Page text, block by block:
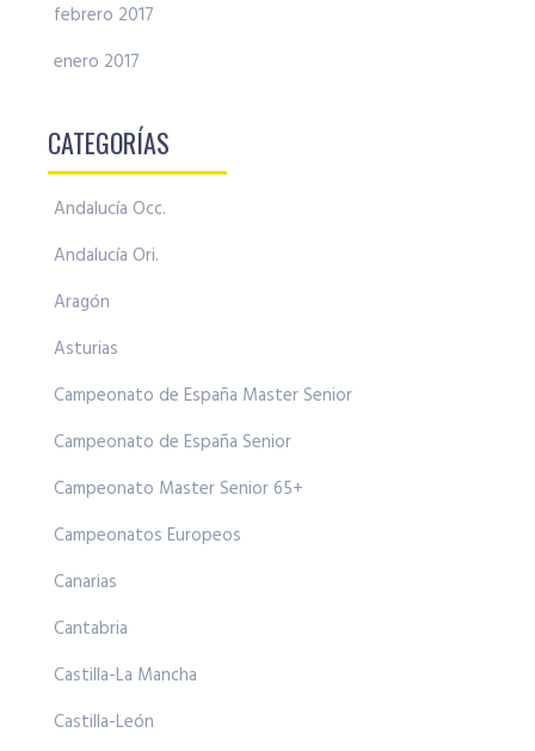
febrero 2017
enero 2017
CATEGORÍAS
Andalucía Occ.
Andalucía Ori.
Aragón
Asturias
Campeonato de España Master Senior
Campeonato de España Senior
Campeonato Master Senior 65+
Campeonatos Europeos
Canarias
Cantabria
Castilla-La Mancha
Castilla-León